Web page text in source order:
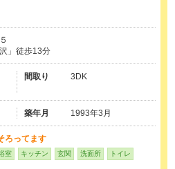
」徒歩13分
間取り 3DK
築年月 1993年3月
ろってます
室 キッチン 玄関 洗面所 トイレ